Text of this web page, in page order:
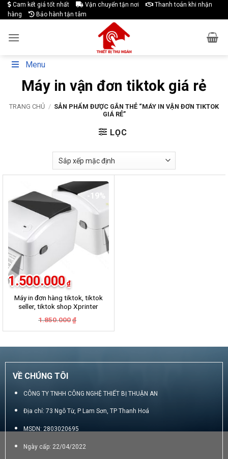
Skip
to
Cam kết giá tốt nhất Vận chuyển tận nơi
Thanh toán khi nhận
hàng
Bảo hành tận tâm
Menu
Máy in vận đơn tiktok giá rẻ
TRANG CHỦ / SẢN PHẨM ĐƯỢC GẮN THẺ “MÁY IN VẬN ĐƠN TIKTOK
GIÁ RẺ”
LỌC
-19%
Máy in đơn hàng tiktok, tiktok
seller, tiktok shop Xprinter
1.850.000 ₫
là:
1.500.000 ₫
tại
1.500.000₫.
VỀ CHÚNG TÔI
CÔNG TY TNHH CÔNG NGHỆ THIẾT BỊ THUẬN AN
Địa chỉ: 73 Ngô Từ, P Lam Sơn, TP Thanh Hoá
MSDN: 2803020695
Ngày cấp: 22/04/2022